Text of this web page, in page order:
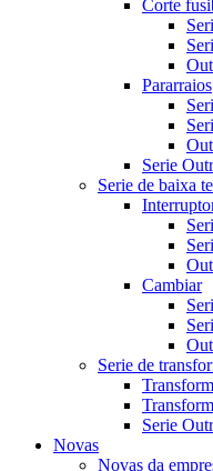
Corte
Pararraios
Serie
Serie de baixa
Cambiar
Serie de
Serie
Novas
Novas da